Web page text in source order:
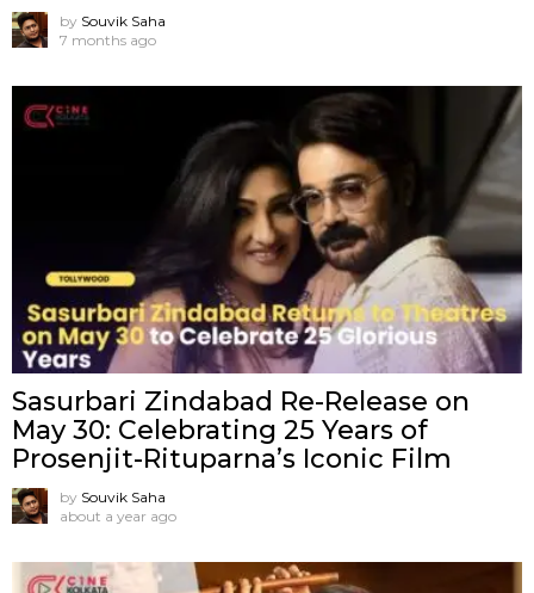
by Souvik Saha
7 months ago
Sasurbari Zindabad Re-Release on
May 30: Celebrating 25 Years of
Prosenjit-Rituparna’s Iconic Film
by Souvik Saha
about a year ago